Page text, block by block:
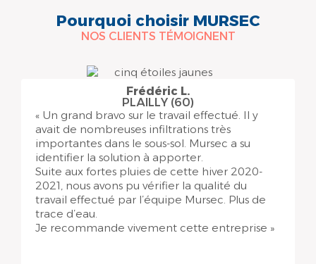
Pourquoi choisir MURSEC
NOS CLIENTS TÉMOIGNENT
Frédéric L.
PLAILLY (60)
« Un grand bravo sur le travail effectué. Il y
avait de nombreuses infiltrations très
importantes dans le sous-sol. Mursec a su
identifier la solution à apporter.
Suite aux fortes pluies de cette hiver 2020-
2021, nous avons pu vérifier la qualité du
travail effectué par l’équipe Mursec. Plus de
trace d’eau.
Je recommande vivement cette entreprise »